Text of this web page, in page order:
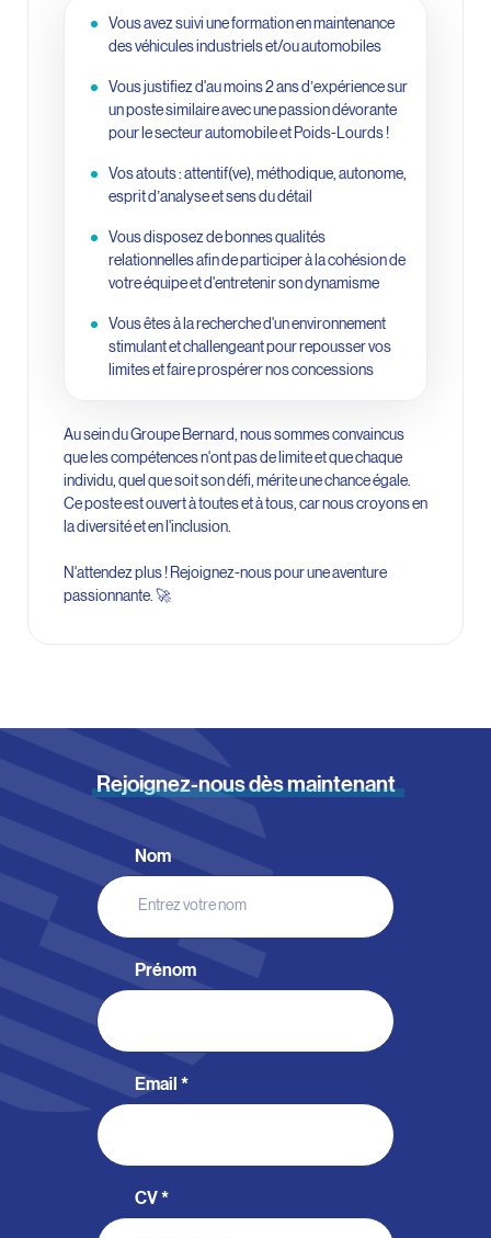
Vous avez suivi une formation en maintenance
des véhicules industriels et/ou automobiles
Vous justifiez d'au moins 2 ans d’expérience sur
un poste similaire avec une passion dévorante
pour le secteur automobile et Poids-Lourds !
Vos atouts : attentif(ve), méthodique, autonome,
esprit d’analyse et sens du détail
Vous disposez de bonnes qualités
relationnelles afin de participer à la cohésion de
votre équipe et d'entretenir son dynamisme
Vous êtes à la recherche d'un environnement
stimulant et challengeant pour repousser vos
limites et faire prospérer nos concessions
Au sein du Groupe Bernard, nous sommes convaincus
que les compétences n'ont pas de limite et que chaque
individu, quel que soit son défi, mérite une chance égale.
Ce poste est ouvert à toutes et à tous, car nous croyons en
la diversité et en l'inclusion.
N'attendez plus ! Rejoignez-nous pour une aventure
passionnante. 🚀
Rejoignez-
dès
maintenant
Rejoignez-nous dès maintenant
Nom
Prénom
Email *
CV*